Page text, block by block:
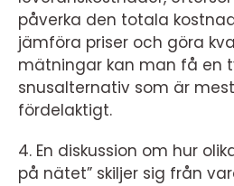
påverka den totala
jämföra priser och göra
mätningar kan man få en
snusalternativ som är
fördelaktigt.
4. En diskussion om hur
på nätet” skiljer sig från